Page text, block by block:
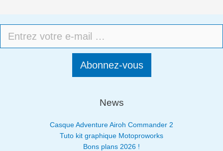
Abonnez-vous
News
Casque Adventure Airoh Commander 2
Tuto kit graphique Motoproworks
Bons plans 2026 !